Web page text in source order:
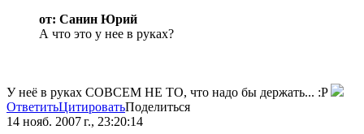
от: Санин Юрий
А что это у нее в руках?
У неё в руках СОВСЕМ НЕ ТО, что надо бы держать... :P
ОтветитьЦитироватьПоделиться
14 нояб. 2007 г., 23:20:14